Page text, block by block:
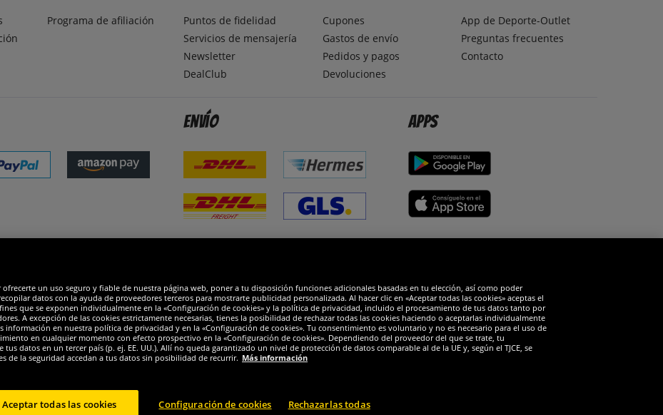
Programa de afiliación
Puntos de fidelidad
Servicios de mensajería
Newsletter
DealClub
Cupones
Gastos de envío
Pedidos y pagos
Devoluciones
App de Deporte-Outlet
Preguntas frecuentes
Contacto
Envío Apps
un uso seguro y fiable de nuestra página web, poner a tu disposición funciones adicionales basadas en tu elección, así como poder
datos con la ayuda de proveedores terceros para mostrarte publicidad personalizada. Al hacer clic en «Aceptar todas las cookies» aceptas el
que se exponen individualmente en la «Configuración de cookies» y la política de privacidad, incluido el procesamiento de tus datos tanto por
A excepción de las cookies estrictamente necesarias, tienes la posibilidad de rechazar todas las cookies haciendo o aceptarlas individualmente
información en nuestra política de privacidad y en la «Configuración de cookies». Tu consentimiento es voluntario y no es necesario para el uso de
en cualquier momento con efecto prospectivo en la «Configuración de cookies». Dependiendo del proveedor del que se trate, tu
datos en un tercer país (p. ej. EE. UU.). Allí no queda garantizado un nivel de protección de datos comparable al de la UE y, según el TJCE, se
de la seguridad accedan a tus datos sin posibilidad de recurrir. Más información
Configuración de cookies Rechazarlas todas
Aceptar todas las cookies